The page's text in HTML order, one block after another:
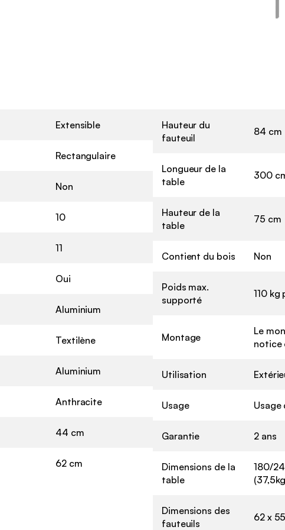
Extensible
Rectangulaire
Non
10
11
Oui
Aluminium
Textilène
Aluminium
Anthracite
44 cm
62 cm
Hauteur du
fauteuil
84 cm
Longueur de la
table
300
Hauteur de la
table
75 cm
Contient du bois Non
Poids max.
supporté
110 kg
Montage
Le
notice
Utilisation
Usage
Garantie 2 ans
Dimensions de la
table
180/
Dimensions des
fauteuils
62 x